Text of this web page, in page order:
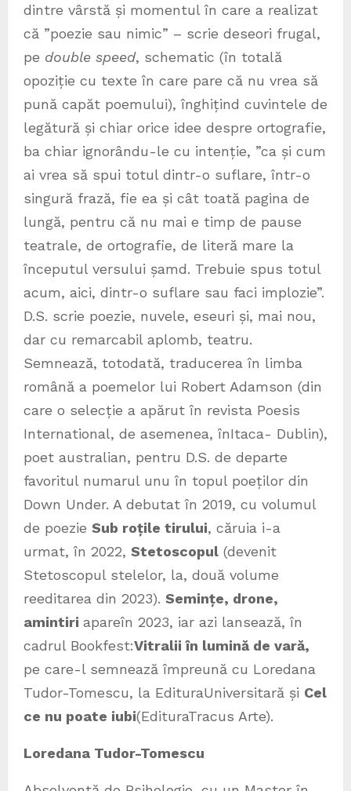
dintre vârstă și momentul în care a realizat
că ”poezie sau nimic” – scrie deseori frugal,
pe double speed, schematic (în totală
opoziție cu texte în care pare că nu vrea să
pună capăt poemului), înghițind cuvintele de
legătură și chiar orice idee despre ortografie,
ba chiar ignorându-le cu intenție, ”ca și cum
ai vrea să spui totul dintr-o suflare, într-o
singură frază, fie ea și cât toată pagina de
lungă, pentru că nu mai e timp de pause
teatrale, de ortografie, de literă mare la
începutul versului șamd. Trebuie spus totul
acum, aici, dintr-o suflare sau faci implozie”.
D.S. scrie poezie, nuvele, eseuri și, mai nou,
dar cu remarcabil aplomb, teatru.
Semnează, totodată, traducerea în limba
română a poemelor lui Robert Adamson (din
care o selecție a apărut în revista Poesis
International, de asemenea, înItaca- Dublin),
poet australian, pentru D.S. de departe
favoritul numarul unu în topul poeților din
Down Under. A debutat în 2019, cu volumul
de poezie Sub roțile tirului, căruia i-a
urmat, în 2022, Stetoscopul (devenit
Stetoscopul stelelor, la, două volume
reeditarea din 2023). Semințe, drone,
amintiri apareîn 2023, iar azi lansează, în
cadrul Bookfest:Vitralii în lumină de vară,
pe care-l semnează împreună cu Loredana
Tudor-Tomescu, la EdituraUniversitară și Cel
ce nu poate iubi(EdituraTracus Arte).
Loredana Tudor-Tomescu